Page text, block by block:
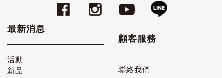
最新消息
活動
新品
顧客服務
聯絡我們